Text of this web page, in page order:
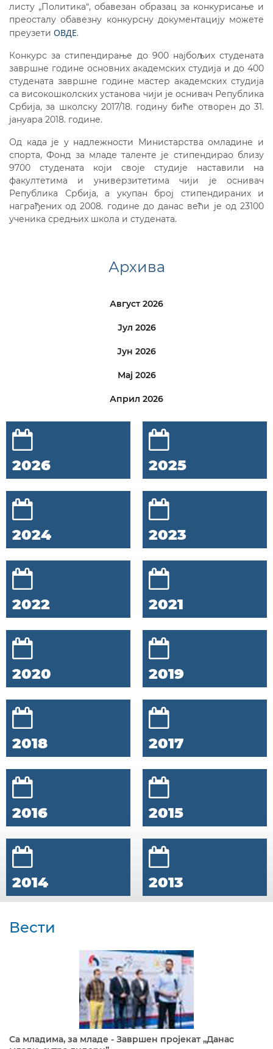
листу „Политика“, обавезан образац за конкурисање и
преосталу обавезну конкурсну документацију можете
преузети ОВДЕ.
Конкурс за стипендирање до 900 најбољих студената
завршне године основних академских студија и до 400
студената завршне године мастер академских студија
са високошколских установа чији је оснивач Република
Србија, за школску 2017/18. годину биће отворен до 31.
јануара 2018. године.
Од када је у надлежности Министарства омладине и
спорта, Фонд за младе таленте је стипендирао близу
9700 студената који своје студије наставили на
факултетима и универзитетима чији је оснивач
Република Србија, а укупан број стипендираних и
награђених од 2008. године до данас већи је од 23100
ученика средњих школа и студената.
Архива
Август 2026
Јул 2026
Јун 2026
Мај 2026
Април 2026
2026 2025
2024 2023
2022 2021
2020 2019
2018 2017
2016 2015
2014 2013
Вести
Са младима, за младе - Завршен пројекат „Данас